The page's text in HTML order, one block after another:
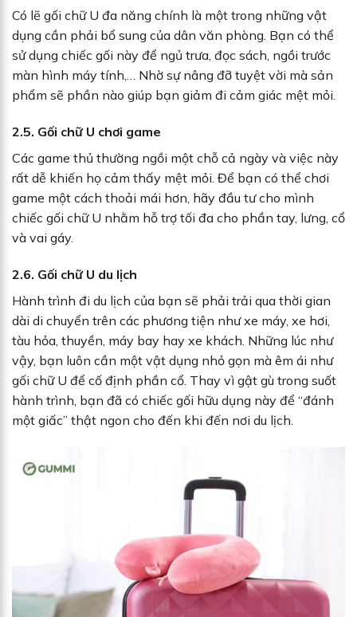
Có lẽ gối chữ U đa năng chính là một trong những vật
dụng cần phải bổ sung của dân văn phòng. Bạn có thể
sử dụng chiếc gối này để ngủ trưa, đọc sách, ngồi trước
màn hình máy tính,… Nhờ sự nâng đỡ tuyệt vời mà sản
phẩm sẽ phần nào giúp bạn giảm đi cảm giác mệt mỏi.
2.5. Gối chữ U chơi game
Các game thủ thường ngồi một chỗ cả ngày và việc này
rất dễ khiến họ cảm thấy mệt mỏi. Để bạn có thể chơi
game một cách thoải mái hơn, hãy đầu tư cho mình
chiếc gối chữ U nhằm hỗ trợ tối đa cho phần tay, lưng, cổ
và vai gáy.
2.6. Gối chữ U du lịch
Hành trình đi du lịch của bạn sẽ phải trải qua thời gian
dài di chuyển trên các phương tiện như xe máy, xe hơi,
tàu hỏa, thuyền, máy bay hay xe khách. Những lúc như
vậy, bạn luôn cần một vật dụng nhỏ gọn mà êm ái như
gối chữ U để cố định phần cổ. Thay vì gật gù trong suốt
hành trình, bạn đã có chiếc gối hữu dụng này để “đánh
một giấc” thật ngon cho đến khi đến nơi du lịch.